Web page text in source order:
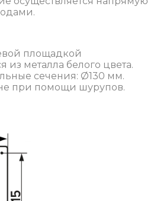
площадкой
из металла белого цвета.
сечения: Ø130 мм.
при помощи шурупов.